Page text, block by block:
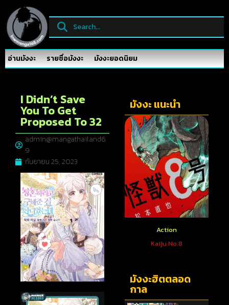
อ่านมังงะ รายชื่อมังงะ มังงะยอดนิยม
I Didn’t Save
You To Get
Proposed To 32
admin@mangathailand6
9
กันยายน 25, 2023
มังงะ แนะนำ
Action
One Punch Man
Action
Kaiju No.8
มังงะฮิตตลอด
กาล